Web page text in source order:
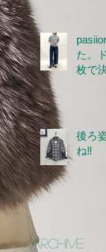
た。
枚で
後ろ
ね‼
Archive